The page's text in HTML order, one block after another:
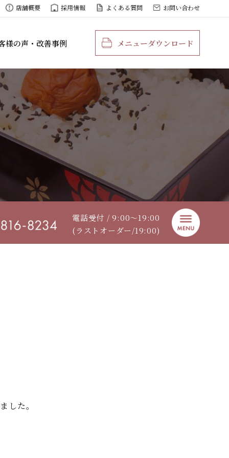
店舗概要 採用情報 よくある質問 お問い合わせ
様の声・改善事例 メニューダウンロード
電話受付 / 9:00〜19:00
(ラストオーダー/19:00)
した。